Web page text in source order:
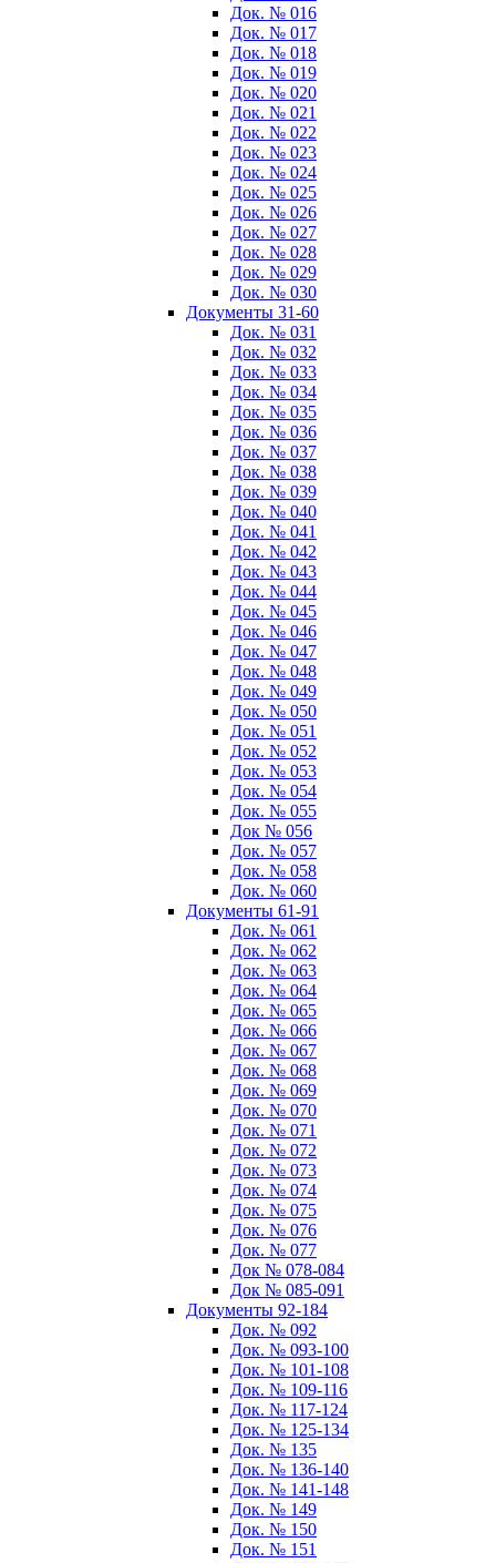
Док. № 016
Док. № 017
Док. № 018
Док. № 019
Док. № 020
Док. № 021
Док. № 022
Док. № 023
Док. № 024
Док. № 025
Док. № 026
Док. № 027
Док. № 028
Док. № 029
Док. № 030
Документы 31-60
Док. № 031
Док. № 032
Док. № 033
Док. № 034
Док. № 035
Док. № 036
Док. № 037
Док. № 038
Док. № 039
Док. № 040
Док. № 041
Док. № 042
Док. № 043
Док. № 044
Док. № 045
Док. № 046
Док. № 047
Док. № 048
Док. № 049
Док. № 050
Док. № 051
Док. № 052
Док. № 053
Док. № 054
Док. № 055
Док № 056
Док. № 057
Док. № 058
Док. № 060
Документы 61-91
Док. № 061
Док. № 062
Док. № 063
Док. № 064
Док. № 065
Док. № 066
Док. № 067
Док. № 068
Док. № 069
Док. № 070
Док. № 071
Док. № 072
Док. № 073
Док. № 074
Док. № 075
Док. № 076
Док. № 077
Док № 078-084
Док № 085-091
Документы 92-184
Док. № 092
Док. № 093-100
Док. № 101-108
Док. № 109-116
Док. № 117-124
Док. № 125-134
Док. № 135
Док. № 136-140
Док. № 141-148
Док. № 149
Док. № 150
Док. № 151